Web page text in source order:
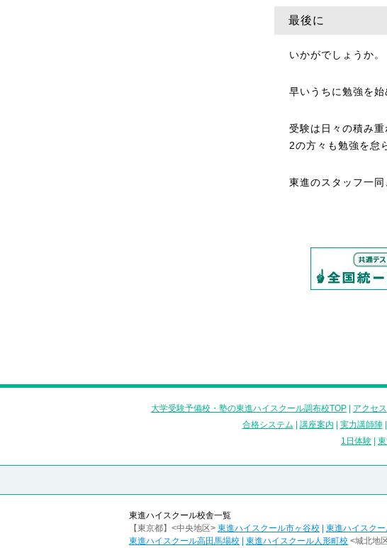
最後に
いかがでしょうか。
早いうちに勉強を
受験は日々の積み
2の方々も勉強を怠
東進のスタッフ一同
大学受験予備校・塾の東進ハイスクール調布校TOP アクセス
合格システム
講座案内 実力講師陣|
1日体験
東進ハイスクール校舎一覧
【東京都】<中央地区> 東進ハイスクール市ヶ谷校 東進ハイスク
東進ハイスクール高田馬場校
東進ハイスクール人形町校 <城北地